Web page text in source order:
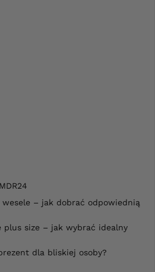
wesele – jak dobrać odpowiednią
plus size – jak wybrać idealny
dla bliskiej osoby?